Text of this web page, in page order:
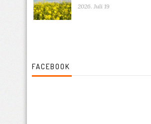
2026. Juli 19
FACEBOOK